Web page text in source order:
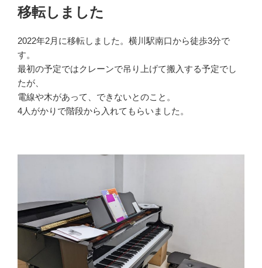
稿
日:
移転しました
2022年2月に移転しました。横川駅南口から徒歩3分で
す。
最初の予定ではクレーンで吊り上げて搬入する予定でし
たが、
電線や木があって、できないとのこと。
4人がかりで階段から入れてもらいました。